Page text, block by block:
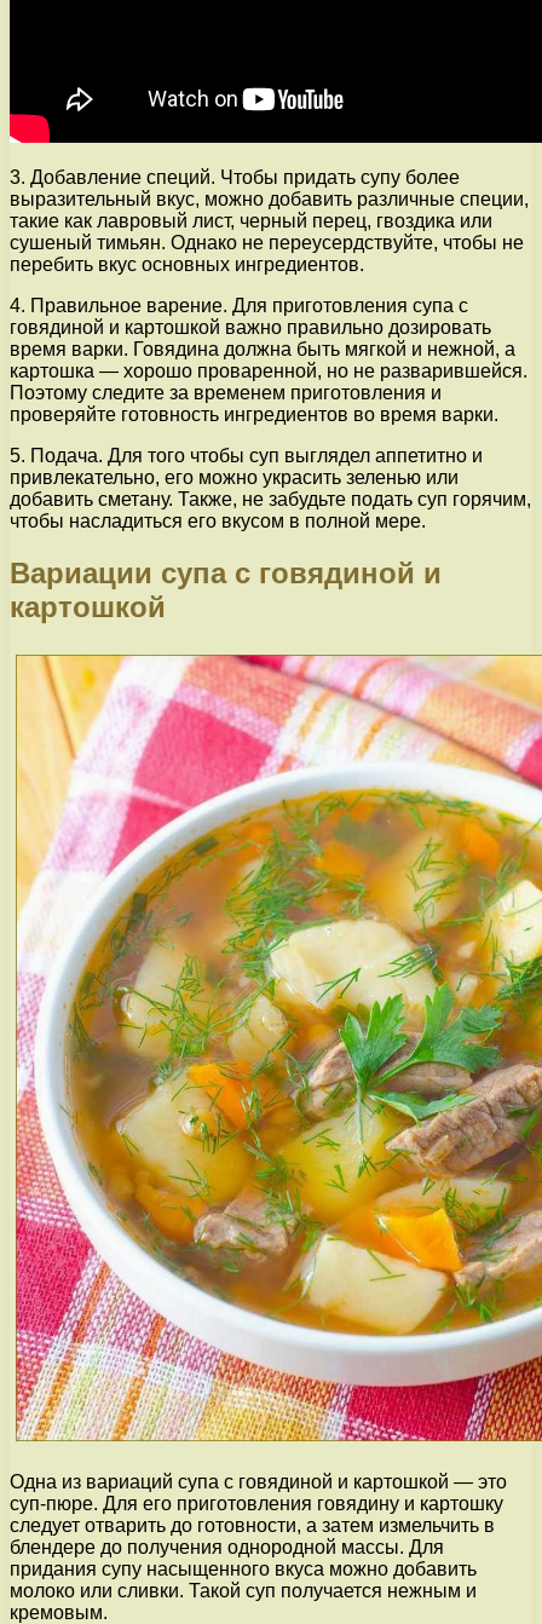
3. Добавление специй. Чтобы придать супу более
выразительный вкус, можно добавить различные специи,
такие как лавровый лист, черный перец, гвоздика или
сушеный тимьян. Однако не переусердствуйте, чтобы не
перебить вкус основных ингредиентов.
4. Правильное варение. Для приготовления супа с
говядиной и картошкой важно правильно дозировать
время варки. Говядина должна быть мягкой и нежной, а
картошка — хорошо проваренной, но не разварившейся.
Поэтому следите за временем приготовления и
проверяйте готовность ингредиентов во время варки.
5. Подача. Для того чтобы суп выглядел аппетитно и
привлекательно, его можно украсить зеленью или
добавить сметану. Также, не забудьте подать суп горячим,
чтобы насладиться его вкусом в полной мере.
Вариации супа с говядиной и
картошкой
Одна из вариаций супа с говядиной и картошкой — это
суп-пюре. Для его приготовления говядину и картошку
следует отварить до готовности, а затем измельчить в
блендере до получения однородной массы. Для
придания супу насыщенного вкуса можно добавить
молоко или сливки. Такой суп получается нежным и
кремовым.